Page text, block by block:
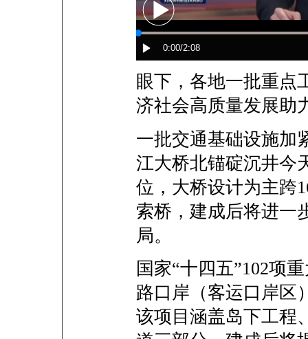
眼下，各地一批重点
济社会高质量发展助
一批交通基础设施加
江大桥北锚碇沉井今
位，大桥设计为主跨
索桥，建成后将进一
局。
国家“十四五”102项
路口岸（客运口岸区
该项目涵盖岛下工程